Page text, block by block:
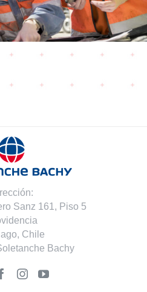
Sanz 161, Piso 5
Chile
Bachy